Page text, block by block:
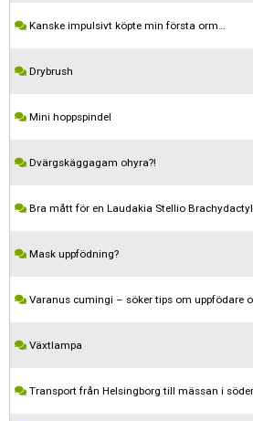
Kanske impulsivt köpte min första orm…
Drybrush
Mini hoppspindel
Dvärgskäggagam ohyra?!
Bra mått för en Laudakia Stellio
Mask uppfödning?
Varanus cumingi – söker tips om uppfödare
Växtlampa
Transport från Helsingborg till mässan i